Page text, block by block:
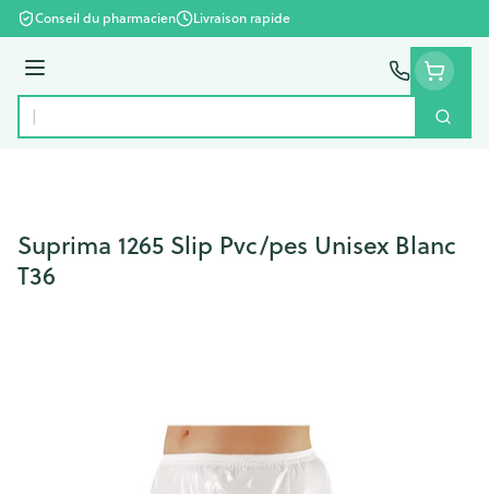
Aller au contenu
Conseil du pharmacien Livraison rapide
Menu
Rechercher
Suprima 1265 Slip Pvc/pes Unisex Blanc
T36